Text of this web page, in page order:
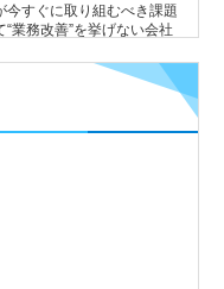
今すぐに取り組むべき課題
“業務改善”を挙げない会社
。 ...